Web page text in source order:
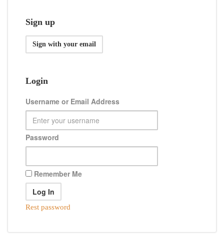
Sign up
Sign with your email
Login
Username or Email Address
Password
Remember Me
Rest password